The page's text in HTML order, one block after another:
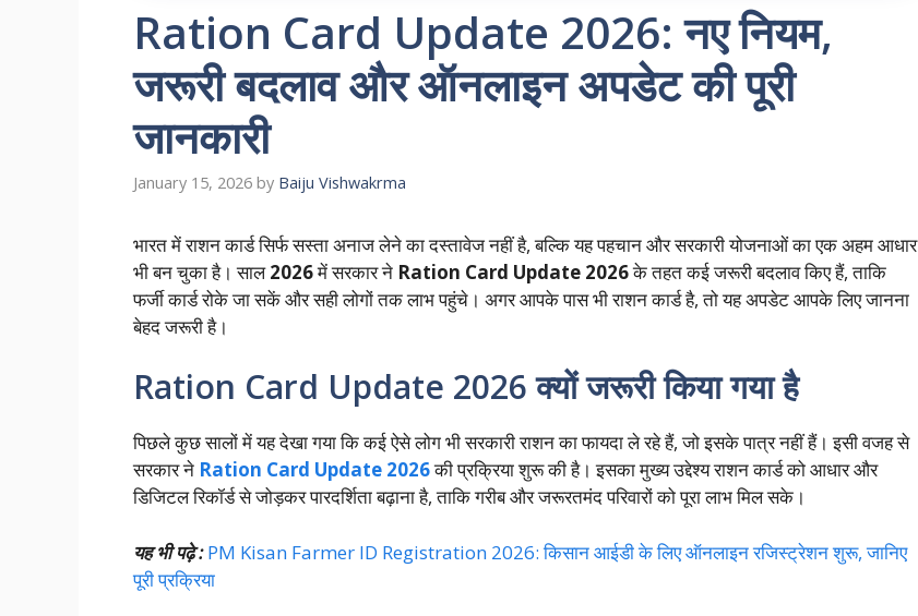
Ration Card Update 2026: नए नियम,
जरूरी बदलाव और ऑनलाइन अपडेट की पूरी
जानकारी
January 15, 2026 by Baiju Vishwakrma
भारत में राशन कार्ड सिर्फ सस्ता अनाज लेने का दस्तावेज नहीं है, बल्कि यह पहचान और सरकारी योजनाओं का एक अहम आधार
भी बन चुका है। साल2026में सरकार ने Ration Card Update 2026के तहत कई जरूरी बदलाव किए हैं, ताकि
फर्जी कार्ड रोके जा सकें और सही लोगों तक लाभ पहुंचे। अगर आपके पास भी राशन कार्ड है, तो यह अपडेट आपके लिए जानना
बेहद जरूरी है।
Ration Card Update 2026 क्यों जरूरी किया गया है
पिछले कुछ सालों में यह देखा गया कि कई ऐसे लोग भी सरकारी राशन का फायदा ले रहे हैं, जो इसके पात्र नहीं हैं। इसी वजह से
सरकार ने Ration Card Update 2026की प्रक्रिया शुरू की है। इसका मुख्य उद्देश्य राशन कार्ड को आधार और
डिजिटल रिकॉर्ड से जोड़कर पारदर्शिता बढ़ाना है, ताकि गरीब और जरूरतमंद परिवारों को पूरा लाभ मिल सके।
यह भी पढ़े : PM Kisan Farmer ID Registration 2026: किसान आईडी के लिए ऑनलाइन रजिस्ट्रेशन शुरू, जानिए
पूरी प्रक्रिया